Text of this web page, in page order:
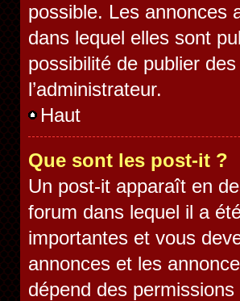
possible. Les annonces
dans lequel elles sont
possibilité de publier
l’administrateur.
Haut
Que sont les post-it ?
Un post-it apparaît en
forum dans lequel il a
importantes et vous
annonces et les
dépend des